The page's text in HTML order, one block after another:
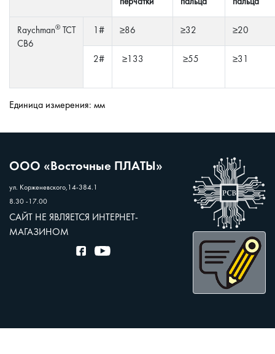
перчатки пальца пальца
Raychman® ТСТ
СВ6
1# ≥86 ≥32 ≥20
2# ≥133 ≥55 ≥31
Единица измерения: мм
ООО «Восточные ПЛАТЫ»
ул. Корженевского,14-384.1
8.30 -17.00
САЙТ НЕ ЯВЛЯЕТСЯ ИНТЕРНЕТ-
МАГАЗИНОМ